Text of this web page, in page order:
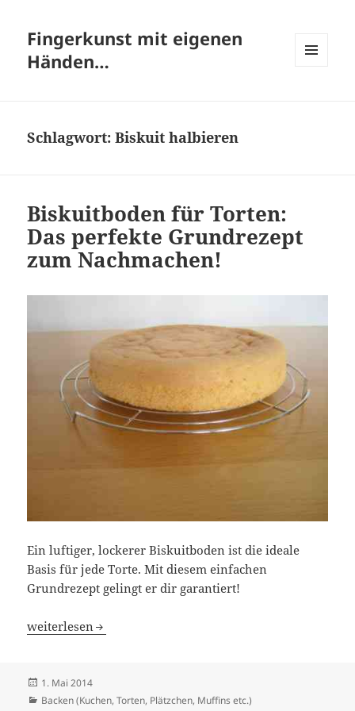
Fingerkunst mit eigenen
Händen…
Schlagwort:Biskuit halbieren
Biskuitboden für Torten:
Das perfekte Grundrezept
zum Nachmachen!
Ein luftiger, lockerer Biskuitboden ist die ideale
Basis für jede Torte. Mit diesem einfachen
Grundrezept gelingt er dir garantiert!
Biskuitboden für Torten: Das perfekte Grundrezept zum
weiterlesen
Veröffentlicht
am
1. Mai 2014
Kategorien
Backen (Kuchen, Torten, Plätzchen, Muffins etc.)